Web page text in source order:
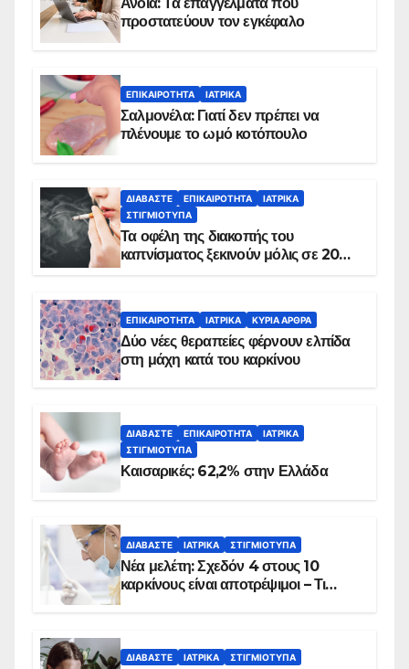
προστατεύουν τον εγκέφαλο
ΕΠΙΚΑΙΡΌΤΗΤΑ ΙΑΤΡΙΚΆ
Σαλμονέλα: Γιατί δεν πρέπει να
πλένουμε το ωμό κοτόπουλο
ΔΙΑΒΆΣΤΕ ΕΠΙΚΑΙΡΌΤΗΤΑ
ΙΑΤΡΙΚΆ
ΣΤΙΓΜΙΌΤΥΠΑ
Τα οφέλη της διακοπής του
καπνίσματος ξεκινούν μόλις σε 20
ΕΠΙΚΑΙΡΌΤΗΤΑ ΙΑΤΡΙΚΆ ΚΥΡΙΑ ΑΡΘΡΑ
Δύο νέες θεραπείες φέρνουν ελπίδα
στη μάχη κατά του καρκίνου
ΔΙΑΒΆΣΤΕ ΕΠΙΚΑΙΡΌΤΗΤΑ
ΙΑΤΡΙΚΆ
ΣΤΙΓΜΙΌΤΥΠΑ
Καισαρικές: 62,2% στην Ελλάδα
ΔΙΑΒΆΣΤΕ ΙΑΤΡΙΚΆ ΣΤΙΓΜΙΌΤΥΠΑ
Νέα μελέτη: Σχεδόν 4 στους 10
καρκίνους είναι αποτρέψιμοι – Τι
ΔΙΑΒΆΣΤΕ ΙΑΤΡΙΚΆ ΣΤΙΓΜΙΌΤΥΠΑ